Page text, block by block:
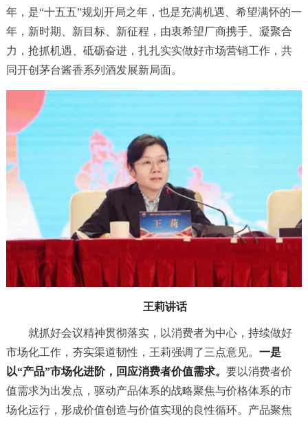
年，是“十五五”规划开局之年，也是充满机遇、希望满怀的一
年，新时期、新目标、新征程，由衷希望厂商携手、凝聚合
力，抢抓机遇、砥砺奋进，扎扎实实做好市场营销工作，共
同开创茅台酱香系列酒发展新局面。
王莉讲话
就抓好会议精神贯彻落实，以消费者为中心，持续做好
市场化工作，夯实渠道韧性，王莉强调了三点意见。 一是
以“产品”市场化进阶，回应消费者价值需求。 要以消费者价
值需求为出发点，驱动产品体系的战略聚焦与价格体系的市
场化运行，形成价值创造与价值实现的良性循环。产品聚焦